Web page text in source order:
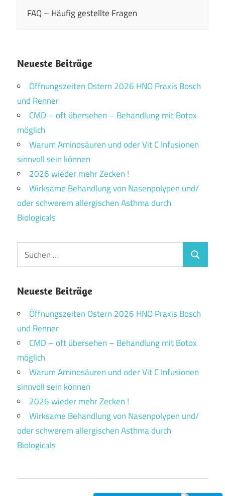
FAQ – Häufig gestellte Fragen
Neueste Beiträge
Öffnungszeiten Ostern 2026 HNO Praxis Bosch
und Renner
CMD – oft übersehen – Behandlung mit Botox
möglich
Warum Aminosäuren und oder Vit C Infusionen
sinnvoll sein können
2026 wieder mehr Zecken !
Wirksame Behandlung von Nasenpolypen und/
oder schwerem allergischen Asthma durch
Biologicals
Suchen
nach:
Suchen
Neueste Beiträge
Öffnungszeiten Ostern 2026 HNO Praxis Bosch
und Renner
CMD – oft übersehen – Behandlung mit Botox
möglich
Warum Aminosäuren und oder Vit C Infusionen
sinnvoll sein können
2026 wieder mehr Zecken !
Wirksame Behandlung von Nasenpolypen und/
oder schwerem allergischen Asthma durch
Biologicals